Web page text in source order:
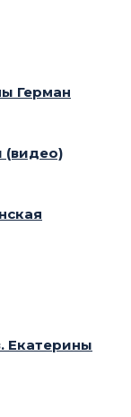
Герман
(видео)
Екатерины